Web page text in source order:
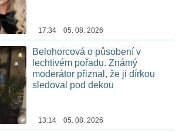
17:34 05. 08. 2026
Belohorcová o působení v
lechtivém pořadu. Známý
moderátor přiznal, že ji dírkou
sledoval pod dekou
13:14 05. 08. 2026